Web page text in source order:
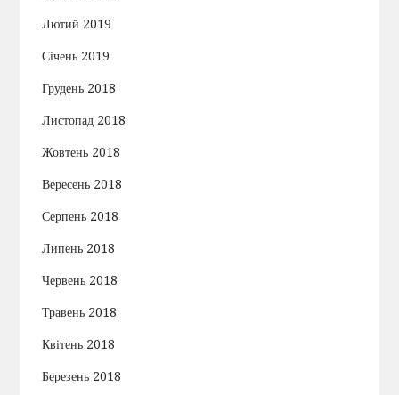
Лютий 2019
Січень 2019
Грудень 2018
Листопад 2018
Жовтень 2018
Вересень 2018
Серпень 2018
Липень 2018
Червень 2018
Травень 2018
Квітень 2018
Березень 2018